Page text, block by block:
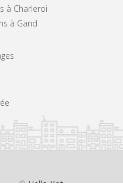
à Charleroi
à Gand